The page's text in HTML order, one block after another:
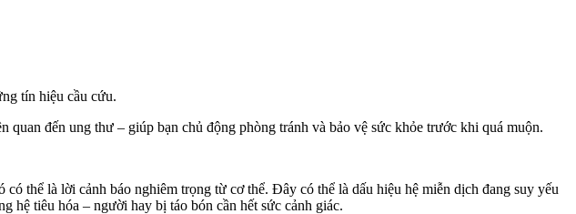
tín hiệu cầu cứu.
đến ung thư – giúp bạn chủ động phòng tránh và bảo vệ sức khỏe trước khi quá muộn.
thể là lời cảnh báo nghiêm trọng từ c‌ơ th‌ể. Đây có thể là dấu hiệu hệ miễn dịch đang suy yếu
hệ tiêu hóa – người hay bị táo bón cần hết sức cảnh giác.